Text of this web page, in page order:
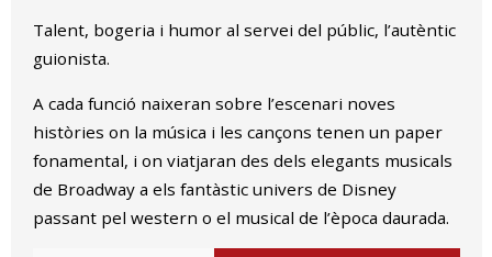
Talent, bogeria i humor al servei del públic, l’autèntic
guionista.
A cada funció naixeran sobre l’escenari noves
històries on la música i les cançons tenen un paper
fonamental, i on viatjaran des dels elegants musicals
de Broadway a els fantàstic univers de Disney
passant pel western o el musical de l’època daurada.